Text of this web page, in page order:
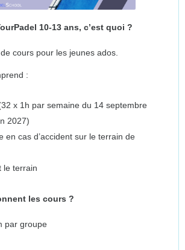
10-13 ans, c’est quoi ?
cours pour les jeunes ados.
:
x 1h par semaine du 14 septembre
2027)
en cas d’accident sur le terrain de
le terrain
les cours ?
par groupe